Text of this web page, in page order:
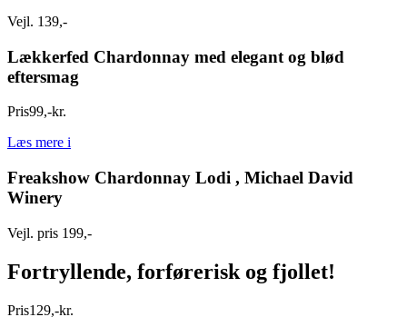
Vejl. 139,-
Lækkerfed Chardonnay med elegant og blød
eftersmag
Pris99,-kr.
Læs mere i
Freakshow Chardonnay Lodi , Michael David
Winery
Vejl. pris 199,-
Fortryllende, forførerisk og fjollet!
Pris129,-kr.